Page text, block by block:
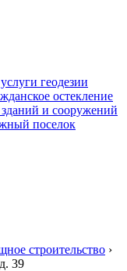
геодезии
остекление
и сооружений
поселок
строительство ›
39